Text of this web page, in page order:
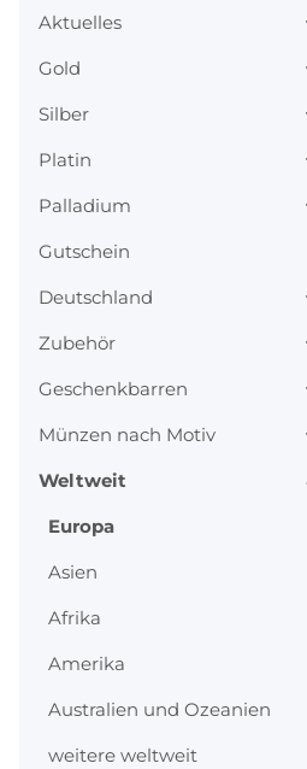
Aktuelles
Gold
Silber
Platin
Palladium
Gutschein
Deutschland
Zubehör
Geschenkbarren
Münzen nach Motiv
Weltweit
Europa
Asien
Afrika
Amerika
Australien und Ozeanien
weitere weltweit